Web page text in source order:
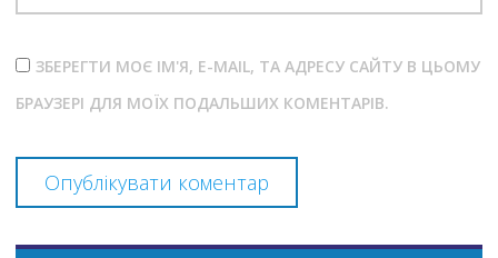
ЗБЕРЕГТИ МОЄ ІМ'Я, E-MAIL, ТА АДРЕСУ САЙТУ В ЦЬОМУ
БРАУЗЕРІ ДЛЯ МОЇХ ПОДАЛЬШИХ КОМЕНТАРІВ.